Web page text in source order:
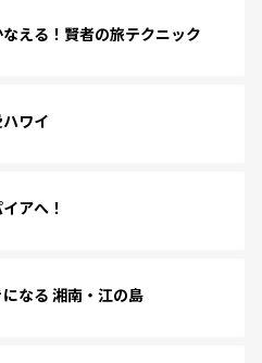
える！賢者の旅テクニック
ワイ
アへ！
なる 湘南・江の島